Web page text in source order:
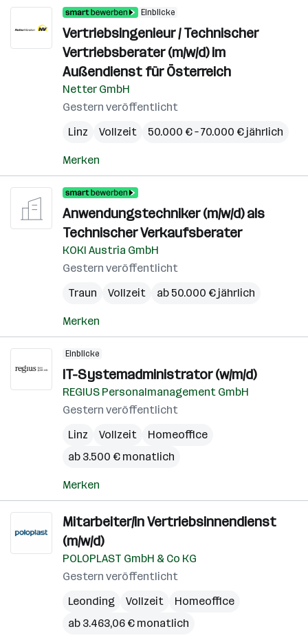
Einblicke
Vertriebsingenieur / Technischer
Vertriebsberater (m/w/d) im
Außendienst für Österreich
Netter GmbH
Gestern veröffentlicht
Linz
Vollzeit 50.000 € – 70.000 € jährlich
Merken
Anwendungstechniker (m/w/d) als
Technischer Verkaufsberater
KOKI Austria GmbH
Gestern veröffentlicht
Traun
Vollzeit ab 50.000 € jährlich
Merken
Einblicke
IT-Systemadministrator (w/m/d)
REGIUS Personalmanagement GmbH
Gestern veröffentlicht
Linz
Vollzeit
Homeoffice
ab 3.500 € monatlich
Merken
Mitarbeiter/in Vertriebsinnendienst
(m/w/d)
POLOPLAST GmbH & Co KG
Gestern veröffentlicht
Leonding
Vollzeit
Homeoffice
ab 3.463,06 € monatlich